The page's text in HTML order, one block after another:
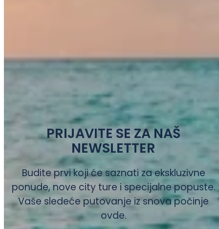
PRIJAVITE SE ZA NAŠ
NEWSLETTER
Budite prvi koji će saznati za ekskluzivne
ponude, nove city ture i specijalne popuste.
Vaše sledeće putovanje iz snova počinje
ovde.